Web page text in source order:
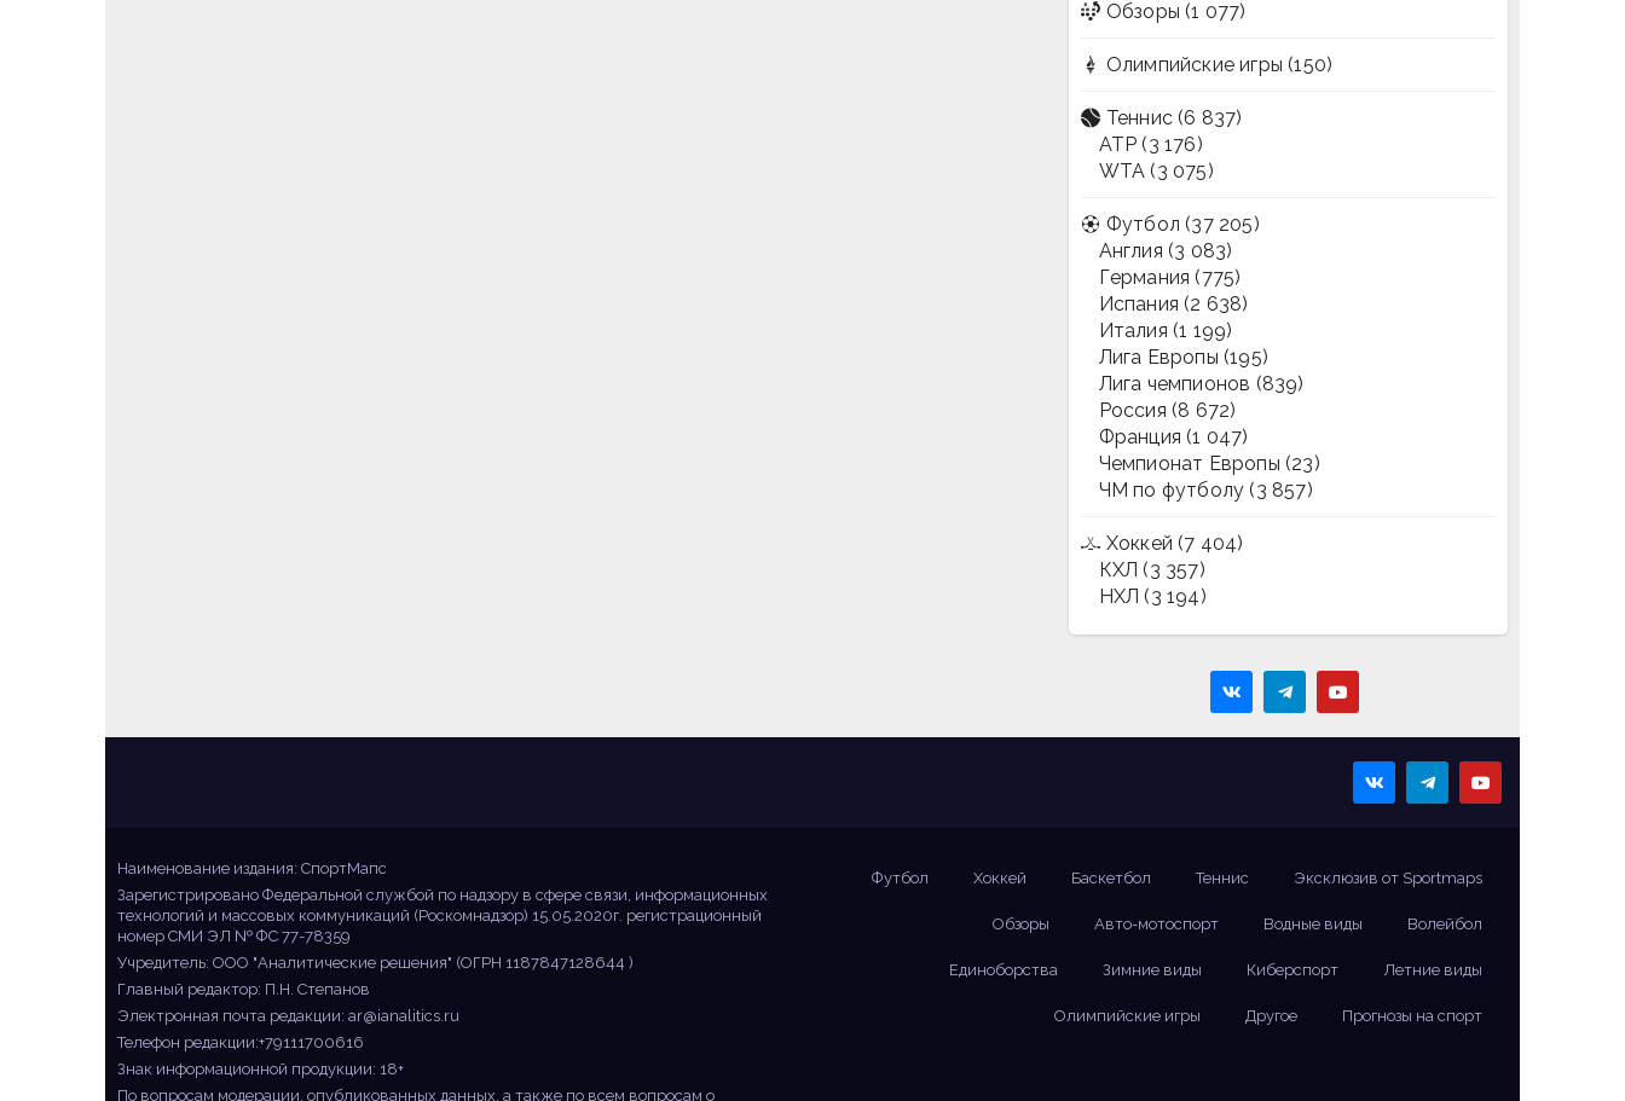
Обзоры (1 077)
Олимпийские игры (150)
Теннис (6 837)
ATP (3 176)
WTA (3 075)
Футбол (37 205)
Англия (3 083)
Германия (775)
Испания (2 638)
Италия (1 199)
Лига Европы (195)
Лига чемпионов (839)
Россия (8 672)
Франция (1 047)
Чемпионат Европы (23)
ЧМ по футболу (3 857)
Хоккей (7 404)
КХЛ (3 357)
НХЛ (3 194)
Наименование издания: СпортМапс
Зарегистрировано Федеральной службой по надзору в сфере связи, информационных
технологий и массовых коммуникаций (Роскомнадзор) 15.05.2020г. регистрационный
номер СМИ ЭЛ № ФС 77-78359
Учредитель: ООО "Аналитические решения" (ОГРН 1187847128644 )
Главный редактор: П.Н. Степанов
Электронная почта редакции: ar@ianalitics.ru
Телефон редакции:+79111700616
Знак информационной продукции: 18+
По вопросам модерации, опубликованных данных, а также по всем вопросам о
Футбол Хоккей Баскетбол Теннис Эксклюзив от Sportmaps
Обзоры Авто-мотоспорт Водные виды Волейбол
Единоборства Зимние виды Киберспорт Летние виды
Олимпийские игры Другое Прогнозы на спорт